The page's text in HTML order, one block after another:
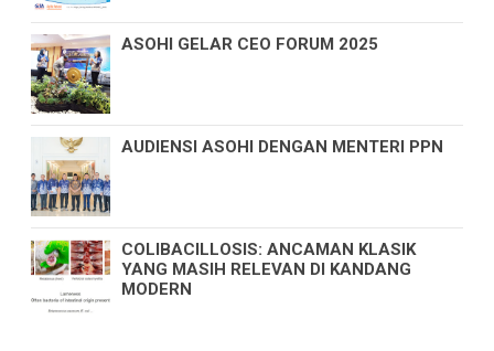
ASOHI GELAR CEO FORUM 2025
AUDIENSI ASOHI DENGAN MENTERI PPN
COLIBACILLOSIS: ANCAMAN KLASIK
YANG MASIH RELEVAN DI KANDANG
MODERN